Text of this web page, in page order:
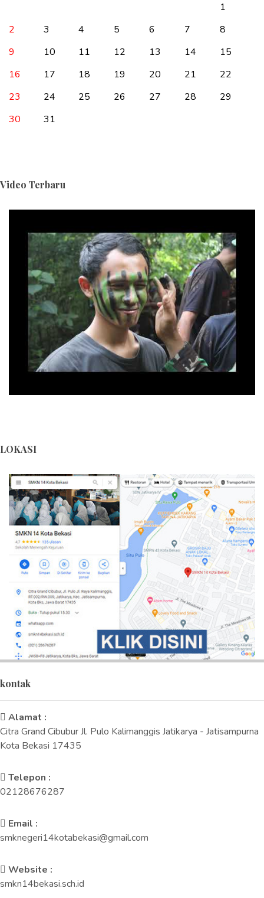
1
2
3 4 5 6 7
8
9
10 11 12 13 14
15
16
17 18 19 20 21
22
23
24 25 26 27 28
29
30
31
Video Terbaru
LOKASI
kontak
Alamat :
Citra Grand Cibubur Jl. Pulo Kalimanggis Jatikarya - Jatisampurna
Kota Bekasi 17435
Telepon :
02128676287
Email :
smknegeri14kotabekasi@gmail.com
Website :
smkn14bekasi.sch.id